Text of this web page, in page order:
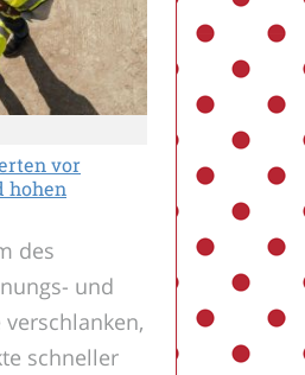
vor
hohen
des
und
schneller